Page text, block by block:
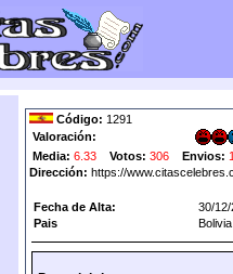
Código: 1291
Valoración:
Media: 6.33 Votos: 306 Envios:
Dirección: https://
Fecha de Alta:
30/12/
Pais
Bolivia